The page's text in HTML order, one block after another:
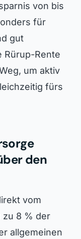
von bis
für
gut
Rürup-Rente
um aktiv
fürs
den
vom
zu 8 % der
allgemeinen